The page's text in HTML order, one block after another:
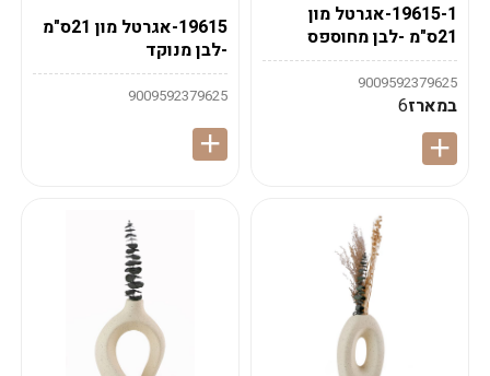
19615-1-אגרטל מון
21ס"מ -לבן מחוספס
9009592379625
במארז6
19615-אגרטל מון 21ס"מ
-לבן מנוקד
9009592379625